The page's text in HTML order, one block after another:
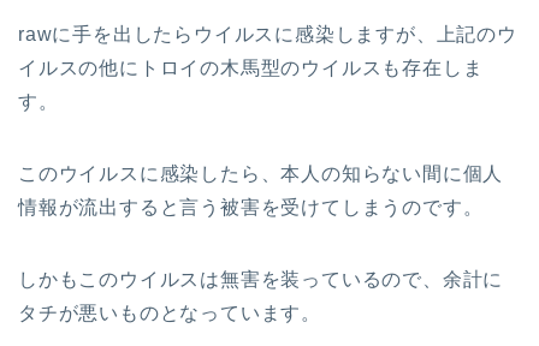
rawに手を出したらウイルスに感染しますが、上記のウ
イルスの他にトロイの木馬型のウイルスも存在しま
す。
このウイルスに感染したら、本人の知らない間に個人
情報が流出すると言う被害を受けてしまうのです。
しかもこのウイルスは無害を装っているので、余計に
タチが悪いものとなっています。